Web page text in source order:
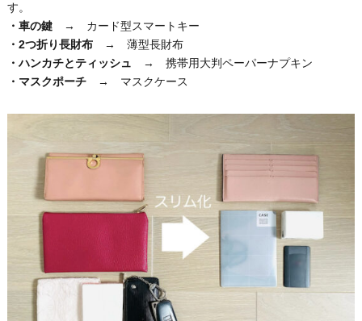
す。
・車の鍵→ カード型スマートキー
・2つ折り長財布→ 薄型長財布
・ハンカチとティッシュ → 携帯用大判ペーパーナプキン
・マスクポーチ→ マスクケース